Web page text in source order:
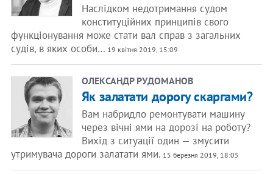
Наслідком недотримання судом
конституційних принципів свого
функціонування може стати вал справ з загальних
судів, в яких особи… 19 квітня 2019, 15:09
ОЛЕКСАНДР РУДОМАНОВ
Як залатати дорогу скаргами?
Вам набридло ремонтувати машину
через вічні ями на дорозі на роботу?
Вихід з ситуації один — змусити
утримувача дороги залатати ями. 15 березня 2019, 18:05